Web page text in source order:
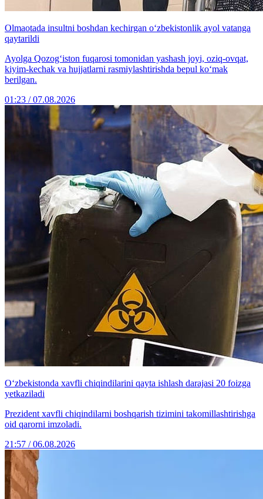
Olmaotada insultni boshdan kechirgan o‘zbekistonlik ayol vatanga
qaytarildi
Ayolga Qozog‘iston fuqarosi tomonidan yashash joyi, oziq-ovqat,
kiyim-kechak va hujjatlarni rasmiylashtirishda bepul ko‘mak
berilgan.
01:23 / 07.08.2026
O‘zbekistonda xavfli chiqindilarini qayta ishlash darajasi 20 foizga
yetkaziladi
Prezident xavfli chiqindilarni boshqarish tizimini takomillashtirishga
oid qarorni imzoladi.
21:57 / 06.08.2026